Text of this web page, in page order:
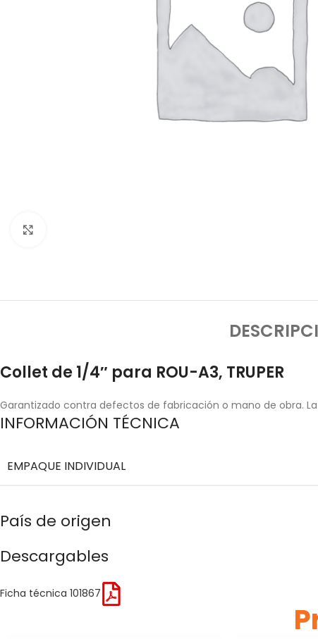
Collet de 1/4″ para ROU-A3, TRUPER
Garantizado contra defectos de fabricación o mano de obra.
INFORMACIÓN TÉCNICA
EMPAQUE INDIVIDUAL
País de origen
Descargables
Ficha técnica 101867